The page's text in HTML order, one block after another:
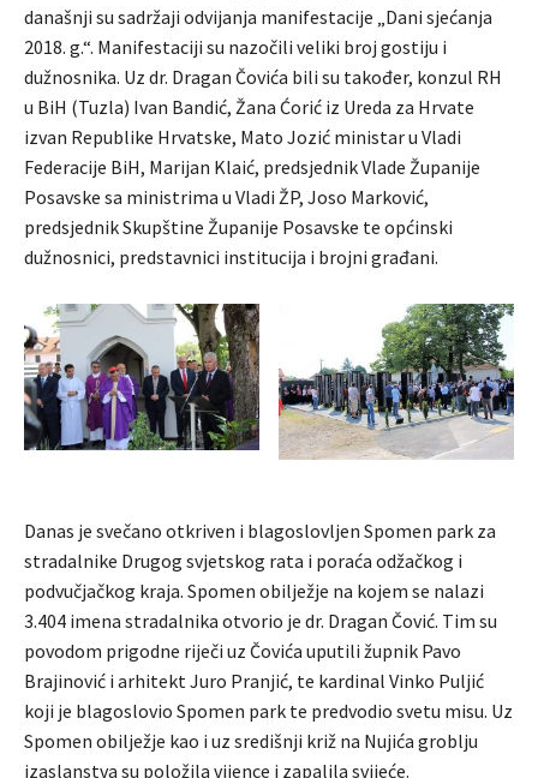
današnji su sadržaji odvijanja manifestacije „Dani sjećanja
2018. g.“. Manifestaciji su nazočili veliki broj gostiju i
dužnosnika. Uz dr. Dragan Čovića bili su također, konzul RH
u BiH (Tuzla) Ivan Bandić, Žana Ćorić iz Ureda za Hrvate
izvan Republike Hrvatske, Mato Jozić ministar u Vladi
Federacije BiH, Marijan Klaić, predsjednik Vlade Županije
Posavske sa ministrima u Vladi ŽP, Joso Marković,
predsjednik Skupštine Županije Posavske te općinski
dužnosnici, predstavnici institucija i brojni građani.
Danas je svečano otkriven i blagoslovljen Spomen park za
stradalnike Drugog svjetskog rata i poraća odžačkog i
podvučjačkog kraja. Spomen obilježje na kojem se nalazi
3.404 imena stradalnika otvorio je dr. Dragan Čović. Tim su
povodom prigodne riječi uz Čovića uputili župnik Pavo
Brajinović i arhitekt Juro Pranjić, te kardinal Vinko Puljić
koji je blagoslovio Spomen park te predvodio svetu misu. Uz
Spomen obilježje kao i uz središnji križ na Nujića groblju
izaslanstva su položila vijence i zapalila svijeće.